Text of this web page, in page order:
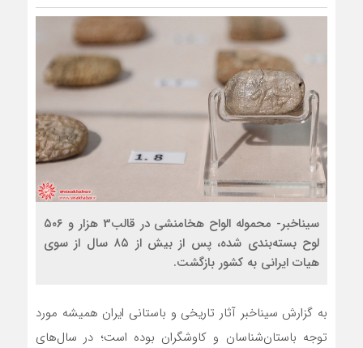
سیناخبر- محموله الواح هخامنشی در قالب3 هزار و ۵۰۶
لوح بسته‌بندی شده، پس از بیش از ۸۵ سال از سوی
هیات ایرانی به کشور بازگشت.
به گزارش سیناخبر آثار تاریخی و باستانی ایران همیشه مورد
توجه باستان‌شناسان و کاوشگران بوده است؛ در سال‌های